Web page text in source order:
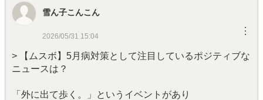
雪ん子こんこん
2026/05/31 15:04 ︙
> 【ムスボ】5月病対策として注目しているポジティブな
ニュースは？
「外に出て歩く。」というイベントがあり